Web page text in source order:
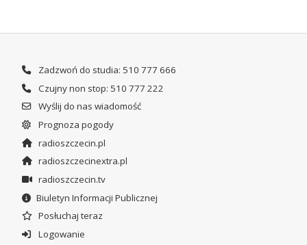
Zadzwoń do studia: 510 777 666
Czujny non stop: 510 777 222
Wyślij do nas wiadomość
Prognoza pogody
radioszczecin.pl
radioszczecinextra.pl
radioszczecin.tv
Biuletyn Informacji Publicznej
Posłuchaj teraz
Logowanie